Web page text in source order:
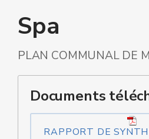
Spa
PLAN COMMUNAL DE
Documents
RAPPORT DE